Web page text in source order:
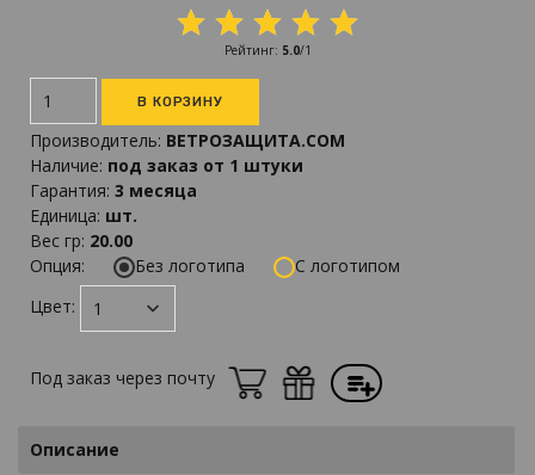
Рейтинг: 5.0/1
Производитель: ВЕТРОЗАЩИТА.COM
Наличие: под заказ от 1 штуки
Гарантия: 3 месяца
Единица: шт.
Вес гр: 20.00
Опция:
Без логотипа
С логотипом
Цвет:
Под заказ через почту
Описание